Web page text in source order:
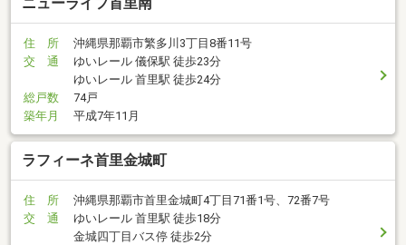
住 所
沖縄県那覇市繁多川3丁目8番11号
交 通
ゆいレール 儀保駅 徒歩23分
ゆいレール 首里駅 徒歩24分
総戸数
74戸
築年月
平成7年11月
ラフィーネ首里金城町
住 所
沖縄県那覇市首里金城町4丁目71番1号、72番7号
交 通
ゆいレール 首里駅 徒歩18分
金城四丁目バス停 徒歩2分